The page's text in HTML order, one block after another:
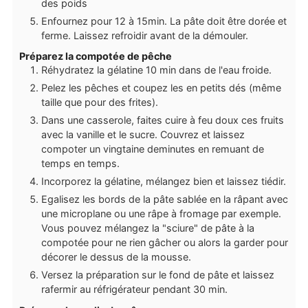
des poids
Enfournez pour 12 à 15min. La pâte doit être dorée et
ferme. Laissez refroidir avant de la démouler.
Préparez la compotée de pêche
Réhydratez la gélatine 10 min dans de l'eau froide.
Pelez les pêches et coupez les en petits dés (même
taille que pour des frites).
Dans une casserole, faites cuire à feu doux ces fruits
avec la vanille et le sucre. Couvrez et laissez
compoter un vingtaine deminutes en remuant de
temps en temps.
Incorporez la gélatine, mélangez bien et laissez tiédir.
Egalisez les bords de la pâte sablée en la râpant avec
une microplane ou une râpe à fromage par exemple.
Vous pouvez mélangez la "sciure" de pâte à la
compotée pour ne rien gâcher ou alors la garder pour
décorer le dessus de la mousse.
Versez la préparation sur le fond de pâte et laissez
rafermir au réfrigérateur pendant 30 min.